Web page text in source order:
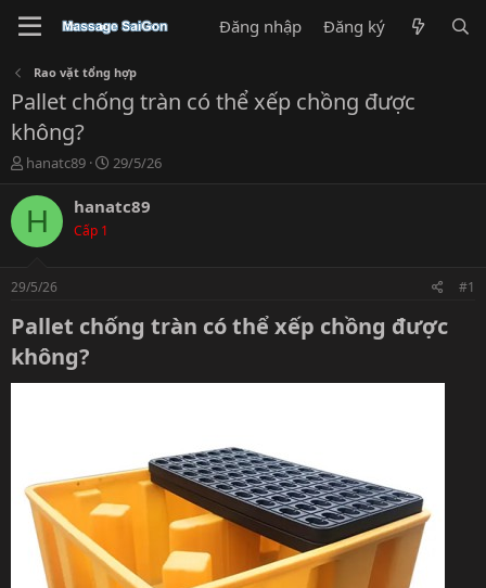
Đăng nhập Đăng ký
Rao vặt tổng hợp
Pallet chống tràn có thể xếp chồng được
không?
T
r
e
a
s
t
a
r
t
hanatc89
N
à
29/5/26
H hanatc89
Cấp 1
29/5/26 #1
Pallet chống tràn có thể xếp chồng được
không?​